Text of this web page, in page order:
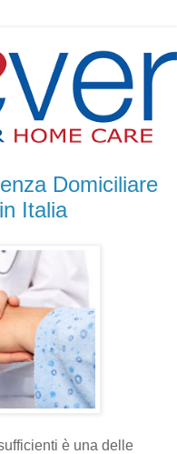
Domiciliare
Italia
è una delle